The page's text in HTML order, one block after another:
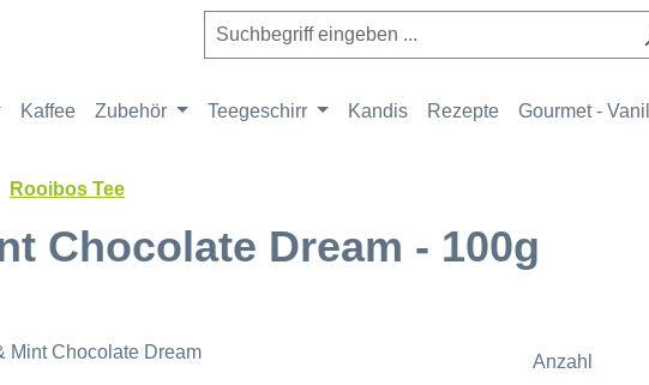
Kaffee Zubehör Teegeschirr Kandis Rezepte Gourmet -
Rooibos Tee
Chocolate Dream - 100g
Anzahl